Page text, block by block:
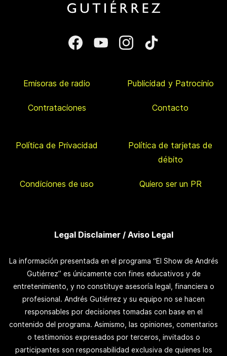
Emisoras de radio Publicidad y Patrocinio
Contrataciones Contacto
Política de Privacidad
Política de tarjetas de
débito
Condiciones de uso Quiero ser un PR
Legal Disclaimer / Aviso Legal
La información presentada en el programa “El Show de Andrés
Gutiérrez” es únicamente con fines educativos y de
entretenimiento, y no constituye asesoría legal, financiera o
profesional. Andrés Gutiérrez y su equipo no se hacen
responsables por decisiones tomadas con base en el
contenido del programa. Asimismo, las opiniones, comentarios
o testimonios expresados por terceros, invitados o
participantes son responsabilidad exclusiva de quienes los